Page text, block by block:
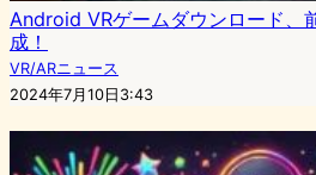
Android VRゲームダウンロード、
成！
VR/ARニュース
2024年7月10日3:43